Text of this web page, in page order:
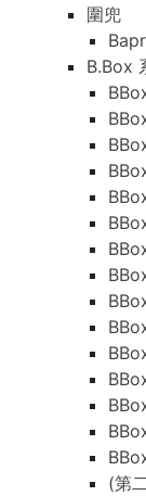
圍兜
B.Box
(第